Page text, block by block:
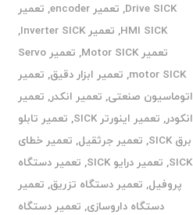
Drive SICK
, تعمیر encoder , تعمیر
HMI SICK
, تعمیر Inverter SICK
,
تعمیر Motor SICK
,
تعمیر Servo
motor SICK
, تعمیر ابزار دقیق, تعمیر
اتوماسیون صنعتی, تعمیر انکدر, تعمیر
انکودر, تعمیر اینورتر SICK , تعمیر تابلو
برق SICK
, تعمیر جرثقیل, تعمیر خطای
SICK
, تعمیر درایو SICK , تعمیر دستگاه
پروفیل, تعمیر دستگاه تزریق, تعمیر
دستگاه داروسازی, تعمیر دستگاه